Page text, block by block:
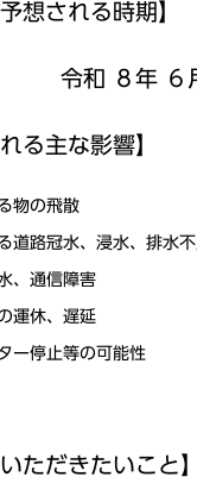
想される時期】
令和 ８年 ６
る主な影響】
物の飛散
道路冠水、浸水、排水
、通信障害
運休、遅延
ー停止等の可能性
ただきたいこと】